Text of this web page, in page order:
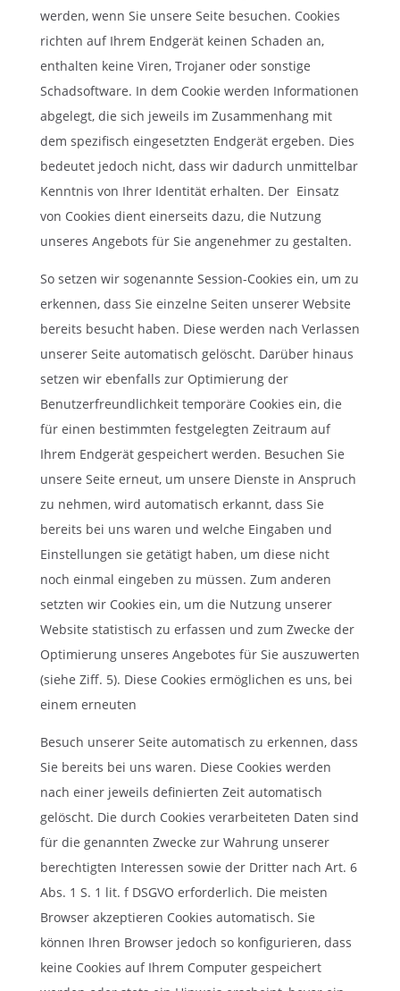
werden, wenn Sie unsere Seite besuchen. Cookies
richten auf Ihrem Endgerät keinen Schaden an,
enthalten keine Viren, Trojaner oder sonstige
Schadsoftware. In dem Cookie werden Informationen
abgelegt, die sich jeweils im Zusammenhang mit
dem spezifisch eingesetzten Endgerät ergeben. Dies
bedeutet jedoch nicht, dass wir dadurch unmittelbar
Kenntnis von Ihrer Identität erhalten. Der Einsatz
von Cookies dient einerseits dazu, die Nutzung
unseres Angebots für Sie angenehmer zu gestalten.
So setzen wir sogenannte Session-Cookies ein, um zu
erkennen, dass Sie einzelne Seiten unserer Website
bereits besucht haben. Diese werden nach Verlassen
unserer Seite automatisch gelöscht. Darüber hinaus
setzen wir ebenfalls zur Optimierung der
Benutzerfreundlichkeit temporäre Cookies ein, die
für einen bestimmten festgelegten Zeitraum auf
Ihrem Endgerät gespeichert werden. Besuchen Sie
unsere Seite erneut, um unsere Dienste in Anspruch
zu nehmen, wird automatisch erkannt, dass Sie
bereits bei uns waren und welche Eingaben und
Einstellungen sie getätigt haben, um diese nicht
noch einmal eingeben zu müssen. Zum anderen
setzten wir Cookies ein, um die Nutzung unserer
Website statistisch zu erfassen und zum Zwecke der
Optimierung unseres Angebotes für Sie auszuwerten
(siehe Ziff. 5). Diese Cookies ermöglichen es uns, bei
einem erneuten
Besuch unserer Seite automatisch zu erkennen, dass
Sie bereits bei uns waren. Diese Cookies werden
nach einer jeweils definierten Zeit automatisch
gelöscht. Die durch Cookies verarbeiteten Daten sind
für die genannten Zwecke zur Wahrung unserer
berechtigten Interessen sowie der Dritter nach Art. 6
Abs. 1 S. 1 lit. f DSGVO erforderlich. Die meisten
Browser akzeptieren Cookies automatisch. Sie
können Ihren Browser jedoch so konfigurieren, dass
keine Cookies auf Ihrem Computer gespeichert